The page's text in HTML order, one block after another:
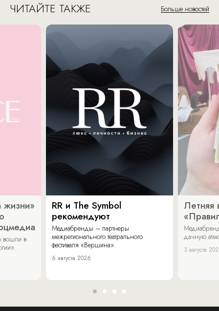
ЧИТАЙТЕ ТАКЖЕ Больше новостей
жизни»
вошли в
RR и The Symbol
рекомендуют
Медиабренды – партнеры
межрегионального театрального
фестиваля «Вершина».
6 августа 2026
Летняя
дачную
3 августа